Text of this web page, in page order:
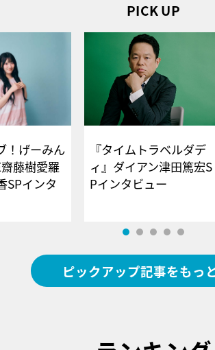
PICK UP
！げーみん
藤樹愛羅
SPインタ
『タイムトラベルダデ
ィ』ダイアン津田篤宏S
Pインタビュー
ピックアップ記事をもっ